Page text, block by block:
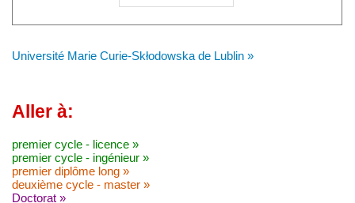
Université Marie Curie-Skłodowska de Lublin »
Aller à:
premier cycle - licence »
premier cycle - ingénieur »
premier diplôme long »
deuxième cycle - master »
Doctorat »